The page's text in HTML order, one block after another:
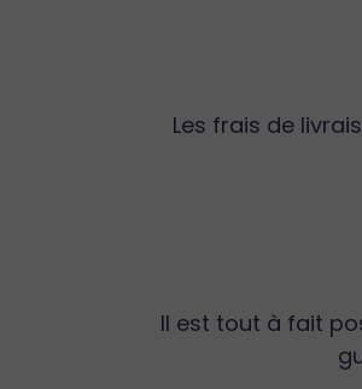
Les frais de
Il est tout à fait